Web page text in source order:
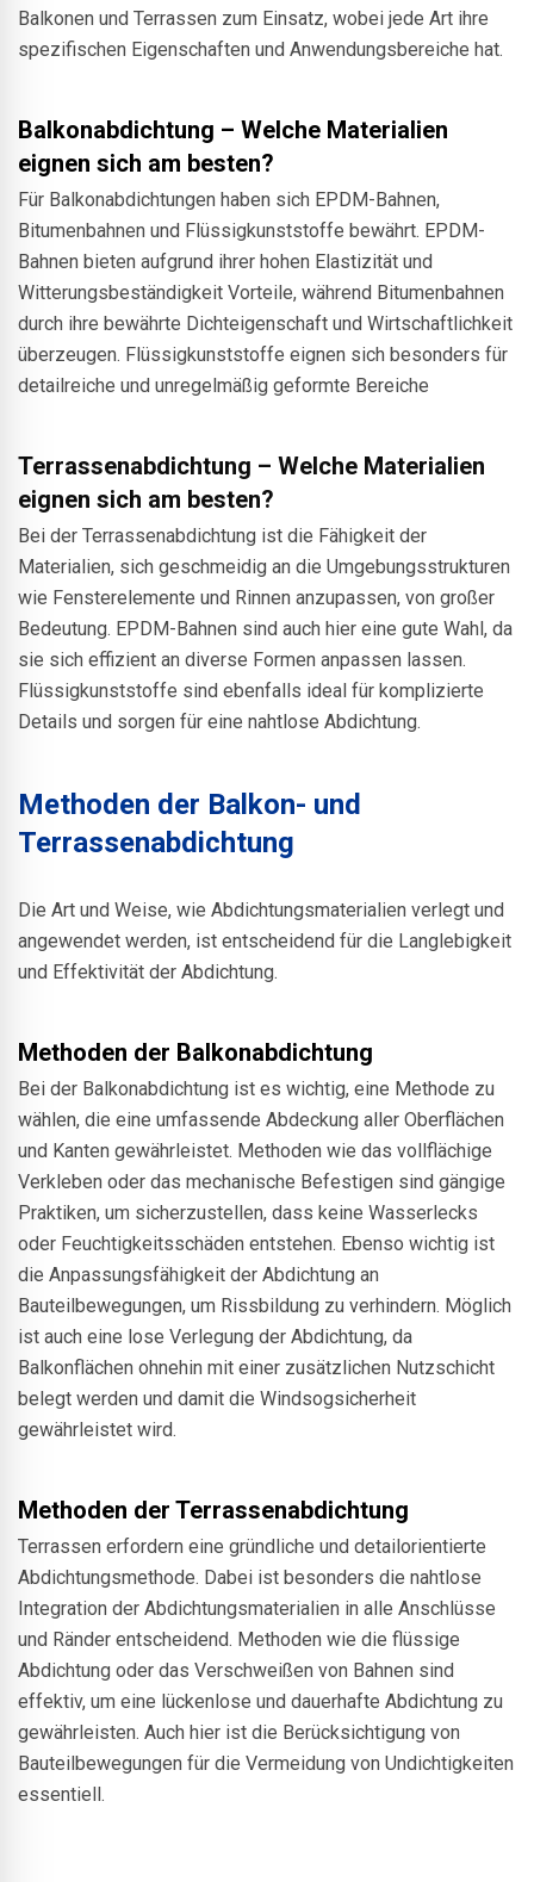
Balkonen und Terrassen zum Einsatz, wobei jede Art ihre
spezifischen Eigenschaften und Anwendungsbereiche hat.
Balkonabdichtung – Welche Materialien
eignen sich am besten?
Für Balkonabdichtungen haben sich EPDM-Bahnen,
Bitumenbahnen und Flüssigkunststoffe bewährt. EPDM-
Bahnen bieten aufgrund ihrer hohen Elastizität und
Witterungsbeständigkeit Vorteile, während Bitumenbahnen
durch ihre bewährte Dichteigenschaft und Wirtschaftlichkeit
überzeugen. Flüssigkunststoffe eignen sich besonders für
detailreiche und unregelmäßig geformte Bereiche
Terrassenabdichtung – Welche Materialien
eignen sich am besten?
Bei der Terrassenabdichtung ist die Fähigkeit der
Materialien, sich geschmeidig an die Umgebungsstrukturen
wie Fensterelemente und Rinnen anzupassen, von großer
Bedeutung. EPDM-Bahnen sind auch hier eine gute Wahl, da
sie sich effizient an diverse Formen anpassen lassen.
Flüssigkunststoffe sind ebenfalls ideal für komplizierte
Details und sorgen für eine nahtlose Abdichtung.
Methoden der Balkon- und
Terrassenabdichtung
Die Art und Weise, wie Abdichtungsmaterialien verlegt und
angewendet werden, ist entscheidend für die Langlebigkeit
und Effektivität der Abdichtung.
Methoden der Balkonabdichtung
Bei der Balkonabdichtung ist es wichtig, eine Methode zu
wählen, die eine umfassende Abdeckung aller Oberflächen
und Kanten gewährleistet. Methoden wie das vollflächige
Verkleben oder das mechanische Befestigen sind gängige
Praktiken, um sicherzustellen, dass keine Wasserlecks
oder Feuchtigkeitsschäden entstehen. Ebenso wichtig ist
die Anpassungsfähigkeit der Abdichtung an
Bauteilbewegungen, um Rissbildung zu verhindern. Möglich
ist auch eine lose Verlegung der Abdichtung, da
Balkonflächen ohnehin mit einer zusätzlichen Nutzschicht
belegt werden und damit die Windsogsicherheit
gewährleistet wird.
Methoden der Terrassenabdichtung
Terrassen erfordern eine gründliche und detailorientierte
Abdichtungsmethode. Dabei ist besonders die nahtlose
Integration der Abdichtungsmaterialien in alle Anschlüsse
und Ränder entscheidend. Methoden wie die flüssige
Abdichtung oder das Verschweißen von Bahnen sind
effektiv, um eine lückenlose und dauerhafte Abdichtung zu
gewährleisten. Auch hier ist die Berücksichtigung von
Bauteilbewegungen für die Vermeidung von Undichtigkeiten
essentiell.